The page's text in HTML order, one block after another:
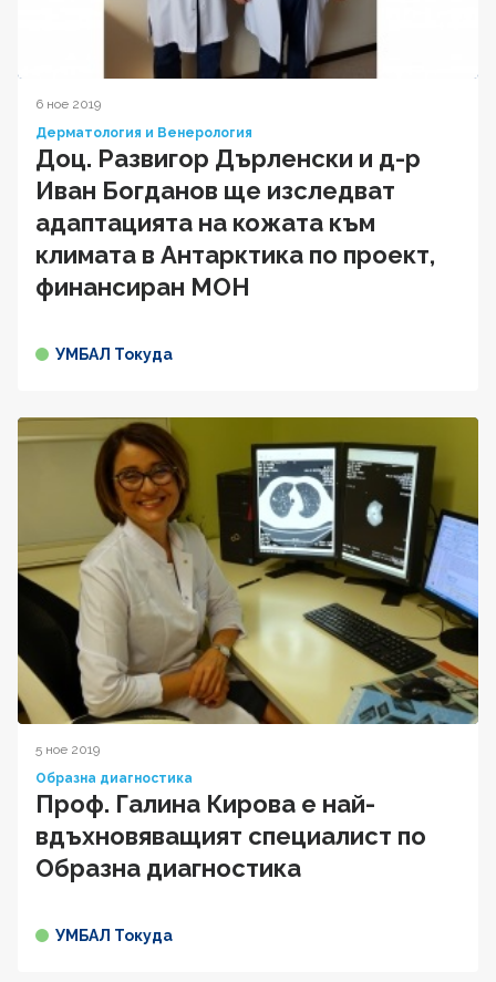
6 ное 2019
Дерматология и Венерология
Доц. Развигор Дърленски и д-р
Иван Богданов ще изследват
адаптацията на кожата към
климата в Антарктика по проект,
финансиран МОН
УМБАЛ Токуда
5 ное 2019
Образна диагностика
Проф. Галина Кирова е най-
вдъхновяващият специалист по
Образна диагностика
УМБАЛ Токуда